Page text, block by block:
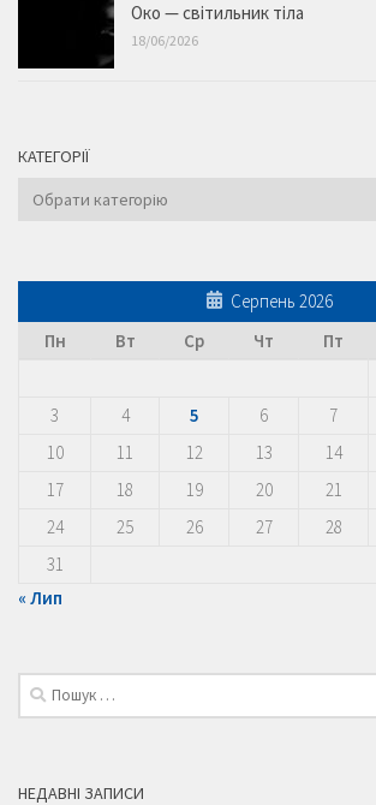
Око — світильник тіла
18/06/2026
КАТЕГОРІЇ
Категорії
Серпень 2026
Пн
Вт Ср Чт Пт
3
4 5 6 7
10
11 12 13 14
17
18 19 20 21
24
25 26 27 28
31
« Лип
Пошук:
НЕДАВНІ ЗАПИСИ